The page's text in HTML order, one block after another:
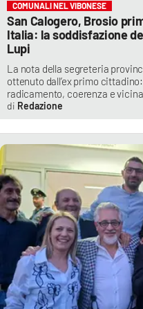
COMUNALI NEL VIBONESE
San Calogero, Brosio
Italia: la soddisfazione
Lupi
La nota della segreteria
ottenuto dall’ex primo
radicamento, coerenza e
Redazione